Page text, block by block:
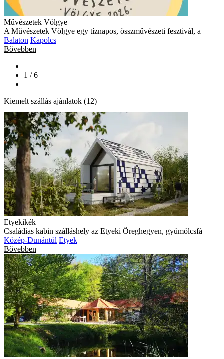
Művészetek Völgye
A Művészetek Völgye egy tíznapos, összművészeti fesztivál, a
Balaton Kapolcs
Bővebben
1 / 6
Kiemelt szállás ajánlatok (12)
Etyekikék
Családias kabin szálláshely az Etyeki Öreghegyen, gyümölcsfá
Közép-Dunántúl Etyek
Bővebben